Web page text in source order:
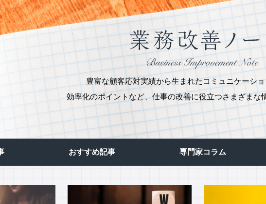
ィング
カスタマーケア
セールスサポート
テクニカルサポート
在宅オペレーション
モビリティ（MaaS）ビジネスサポートサービス
チャットサポート
チャットボット
AI音声自動応答サービス
ビジュアルIVR
SMSコンタクトサービス
豊富な顧客応対実績から生まれたコミュニケーシ
効率化のポイントなど、仕事の改善に役立つさまざまな
おすすめ記事 専門家コラム